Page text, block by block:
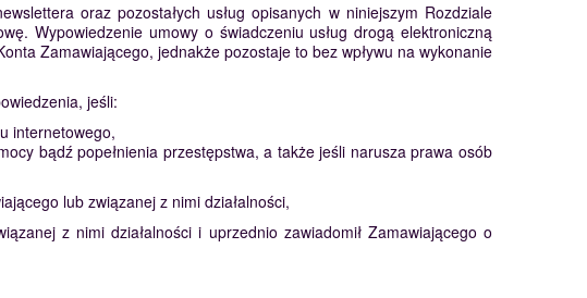
oraz pozostałych usług opisanych w niniejszym Rozdziale
Wypowiedzenie umowy o świadczeniu usług drogą elektroniczną
Zamawiającego, jednakże pozostaje to bez wpływu na wykonanie
jeśli:
internetowego,
bądź popełnienia przestępstwa, a także jeśli narusza prawa osób
lub związanej z nimi działalności,
z nimi działalności i uprzednio zawiadomił Zamawiającego o